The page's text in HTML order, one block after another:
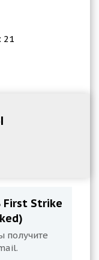
21
First Strike
получите